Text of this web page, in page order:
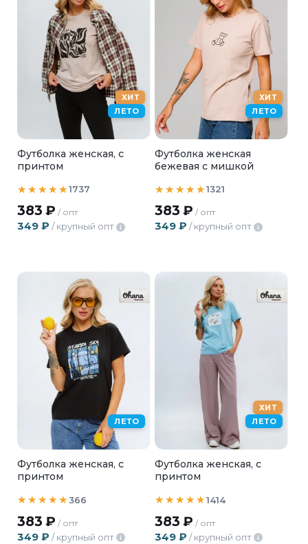
ХИТ
ЛЕТО
Футболка женская, с
принтом
1737
383 ₽ / опт
349 ₽ / крупный опт i
ХИТ
ЛЕТО
Футболка женская
бежевая с мишкой
1321
383 ₽ / опт
349 ₽ / крупный опт i
ЛЕТО
Футболка женская, с
принтом
366
383 ₽ / опт
349 ₽ / крупный опт i
ХИТ
ЛЕТО
Футболка женская, с
принтом
1414
383 ₽ / опт
349 ₽ / крупный опт i